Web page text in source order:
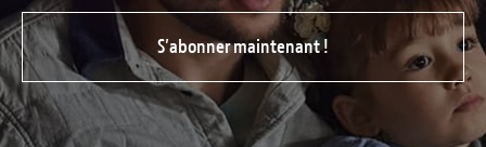
S’abonner maintenant !